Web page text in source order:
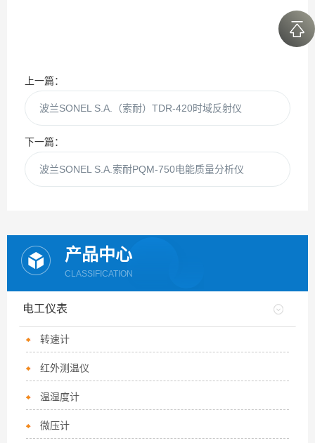
上一篇：
波兰SONEL S.A.（索耐）TDR-420时域反射仪
下一篇：
波兰SONEL S.A.索耐PQM-750电能质量分析仪
产品中心
CLASSIFICATION
电工仪表
转速计
红外测温仪
温湿度计
微压计